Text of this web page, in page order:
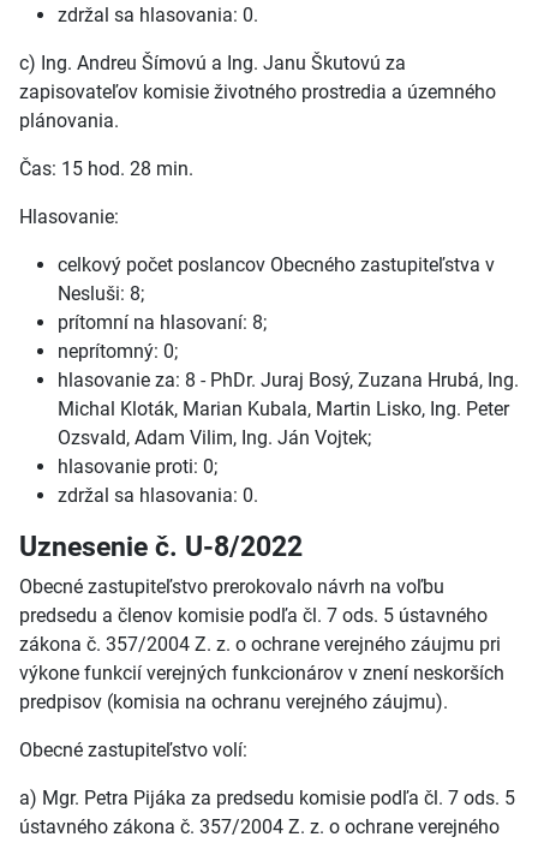
zdržal sa hlasovania: 0.
c) Ing. Andreu Šímovú a Ing. Janu Škutovú za
zapisovateľov komisie životného prostredia a územného
plánovania.
Čas: 15 hod. 28 min.
Hlasovanie:
celkový počet poslancov Obecného zastupiteľstva v
Nesluši: 8;
prítomní na hlasovaní: 8;
neprítomný: 0;
hlasovanie za: 8 - PhDr. Juraj Bosý, Zuzana Hrubá, Ing.
Michal Kloták, Marian Kubala, Martin Lisko, Ing. Peter
Ozsvald, Adam Vilim, Ing. Ján Vojtek;
hlasovanie proti: 0;
zdržal sa hlasovania: 0.
Uznesenie č. U-8/2022
Obecné zastupiteľstvo prerokovalo návrh na voľbu
predsedu a členov komisie podľa čl. 7 ods. 5 ústavného
zákona č. 357/2004 Z. z. o ochrane verejného záujmu pri
výkone funkcií verejných funkcionárov v znení neskorších
predpisov (komisia na ochranu verejného záujmu).
Obecné zastupiteľstvo volí:
a) Mgr. Petra Pijáka za predsedu komisie podľa čl. 7 ods. 5
ústavného zákona č. 357/2004 Z. z. o ochrane verejného